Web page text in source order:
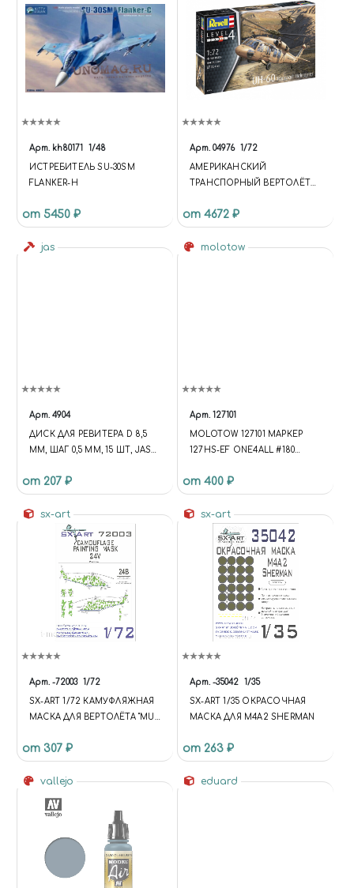
Арт. kh80171 1/48
ИСТРЕБИТЕЛЬ SU-30SM
FLANKER-H
от 5450 ₽
Арт. 04976 1/72
АМЕРИКАНСКИЙ
ТРАНСПОРНЫЙ ВЕРТОЛЁТ
от 4672 ₽
jas
Арт. 4904
ДИСК ДЛЯ РЕВИТЕРА D 8,5
ММ, ШАГ 0,5 ММ, 15 ШТ, JAS
от 207 ₽
molotow
Арт. 127101
MOLOTOW 127101 МАРКЕР
127HS-EF ONE4ALL #180
от 400 ₽
sx-art
Арт. -72003 1/72
SX-ART 1/72 КАМУФЛЯЖНАЯ
МАСКА ДЛЯ ВЕРТОЛЁТА "МU-
ЗВЕЗДЫ/REVELL
от 307 ₽
sx-art
Арт. -35042 1/35
SX-ART 1/35 ОКРАСОЧНАЯ
МАСКА ДЛЯ M4A2 SHERMAN
от 263 ₽
vallejo eduard